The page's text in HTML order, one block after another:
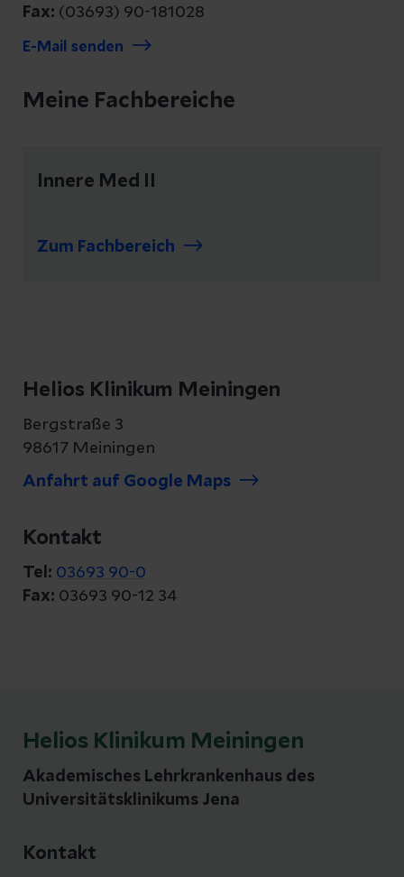
Fax: (03693) 90-181028
E-Mail senden
Meine Fachbereiche
Innere Med II
Zum Fachbereich
Helios Klinikum Meiningen
Bergstraße 3
98617 Meiningen
Anfahrt auf Google Maps
Kontakt
Tel: 03693 90-0
Fax: 03693 90-12 34
Helios Klinikum Meiningen
Akademisches Lehrkrankenhaus des
Universitätsklinikums Jena
Kontakt